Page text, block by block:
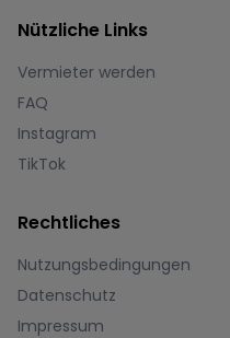
Nützliche Links
Vermieter werden
FAQ
Instagram
TikTok
Rechtliches
Nutzungsbedingungen
Datenschutz
Impressum